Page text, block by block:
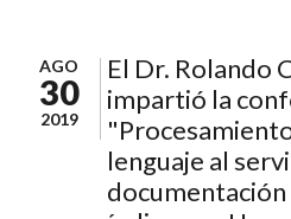
AGO
30
2019
El Dr. Rolando
impartió la
lenguaje al
documentación